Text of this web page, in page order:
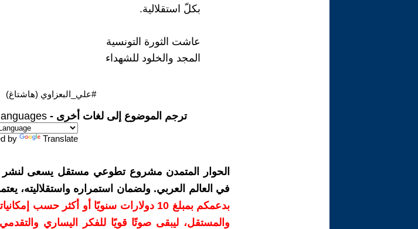
بكلّ استقلالية.
عاشت الثورة التونسية
المجد والخلود للشهداء
#علي_البعزاوي (هاشتاغ)
ترجم الموضوع إلى لغات أخرى -
by Translate
الحوار المتمدن مشروع تطوعي مستقل يسعى لنشر قيم
في العالم العربي. ولضمان استمراره واستقلاليته،
بدعمكم بمبلغ 10 دولارات سنويًا أو أكثر
والمستقل، ليبقى صوتًا قويًا للفكر اليساري والتقدمي